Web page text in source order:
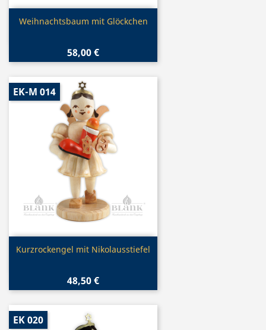
Vorschau
Weihnachtsbaum mit Glöckchen
58,00 €
Vorschau
Kurzrockengel mit Nikolausstiefel
48,50 €
EK-M 014
EK 020